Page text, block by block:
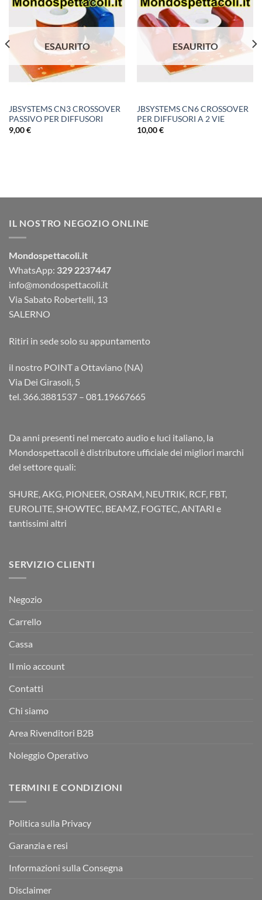
ESAURITO
JBSYSTEMS CN3 CROSSOVER
PASSIVO PER DIFFUSORI
9,00€
ESAURITO
JBSYSTEMS CN6 CROSSOVER
PER DIFFUSORI A 2 VIE
10,00€
IL NOSTRO NEGOZIO ONLINE
Mondospettacoli.it
WhatsApp: 329 2237447
info@mondospettacoli.it
Via Sabato Robertelli, 13
SALERNO
Ritiri in sede solo su appuntamento
il nostro POINT a Ottaviano (NA)
Via Dei Girasoli, 5
tel. 366.3881537 – 081.19667665
Da anni presenti nel mercato audio e luci italiano, la
Mondospettacoli è distributore ufficiale dei migliori marchi
del settore quali:
SHURE, AKG, PIONEER, OSRAM, NEUTRIK, RCF, FBT,
EUROLITE, SHOWTEC, BEAMZ, FOGTEC, ANTARI e
tantissimi altri
SERVIZIO CLIENTI
Negozio
Carrello
Cassa
Il mio account
Contatti
Chi siamo
Area Rivenditori B2B
Noleggio Operativo
TERMINI E CONDIZIONI
Politica sulla Privacy
Garanzia e resi
Informazioni sulla Consegna
Disclaimer